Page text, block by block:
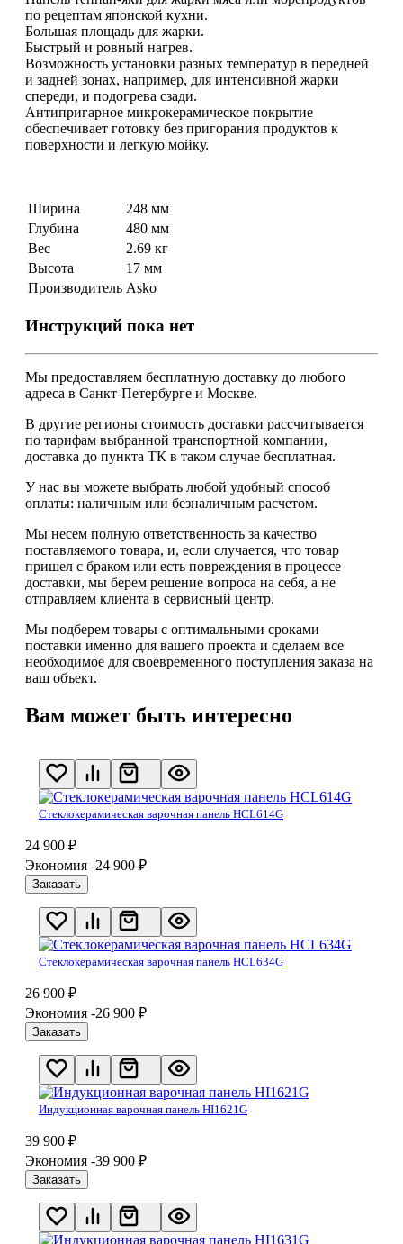
по рецептам японской кухни.
Большая площадь для жарки.
Быстрый и ровный нагрев.
Возможность установки разных температур в передней
и задней зонах, например, для интенсивной жарки
спереди, и подогрева сзади.
Антипригарное микрокерамическое покрытие
обеспечивает готовку без пригорания продуктов к
поверхности и легкую мойку.
Ширина
248 мм
Глубина
480 мм
Вес
2.69 кг
Высота
17 мм
Производитель Asko
Инструкций пока нет
Мы предоставляем бесплатную доставку до любого
адреса в Санкт-Петербурге и Москве.
В другие регионы стоимость доставки рассчитывается
по тарифам выбранной транспортной компании,
доставка до пункта ТК в таком случае бесплатная.
У нас вы можете выбрать любой удобный способ
оплаты: наличным или безналичным расчетом.
Мы несем полную ответственность за качество
поставляемого товара, и, если случается, что товар
пришел с браком или есть повреждения в процессе
доставки, мы берем решение вопроса на себя, а не
отправляем клиента в сервисный центр.
Мы подберем товары с оптимальными сроками
поставки именно для вашего проекта и сделаем все
необходимое для своевременного поступления заказа на
ваш объект.
Вам может быть интересно
Стеклокерамическая варочная панель HCL614G
24 900 ₽
Экономия -24 900 ₽
Заказать
Стеклокерамическая варочная панель HCL634G
26 900 ₽
Экономия -26 900 ₽
Заказать
Индукционная варочная панель HI1621G
39 900 ₽
Экономия -39 900 ₽
Заказать